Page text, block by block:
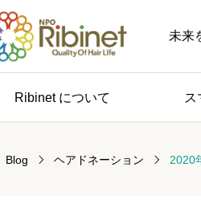
未来
Ribinet について ス
Blog ヘアドネーション 2020